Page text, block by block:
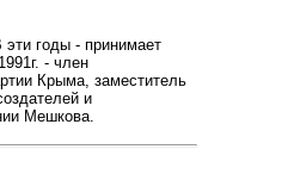
эти годы - принимает
- член
Крыма, заместитель
и
Мешкова.